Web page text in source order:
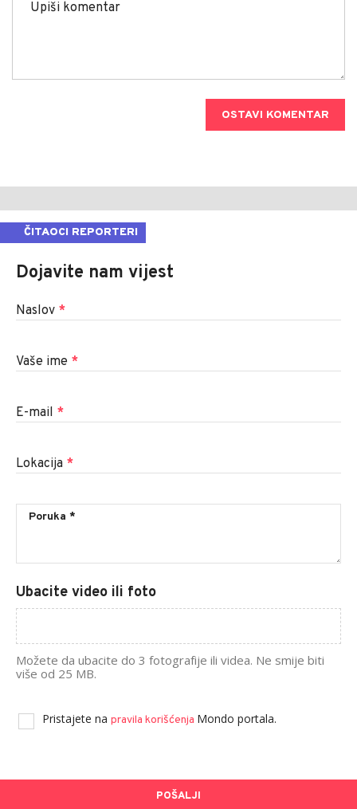
OSTAVI KOMENTAR
ČITAOCI REPORTERI
Dojavite nam vijest
Naslov *
Vaše ime *
E-mail *
Lokacija *
Ubacite video ili foto
Možete da ubacite do 3 fotografije ili videa. Ne smije biti
više od 25 MB.
Pristajete na pravila korišćenja Mondo portala.
POŠALJI